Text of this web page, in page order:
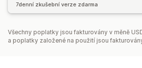
7denní zkušební verze zdarma
Všechny poplatky jsou fakturovány v měně
a poplatky založené na použití jsou